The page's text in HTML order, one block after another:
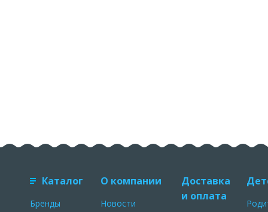
Каталог
Бренды
О компании
Новости
Доставка
и оплата